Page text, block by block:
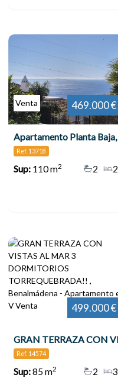
Venta 469.000 €
Ref. 13718
Sup:110 m2 2
2
Venta 499.000 €
Ref. 14574
Sup:85 m2 3
2